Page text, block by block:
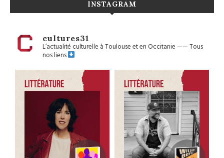
INSTAGRAM
cultures31
L’actualité culturelle à Toulouse et en Occitanie——Tous
nos liens